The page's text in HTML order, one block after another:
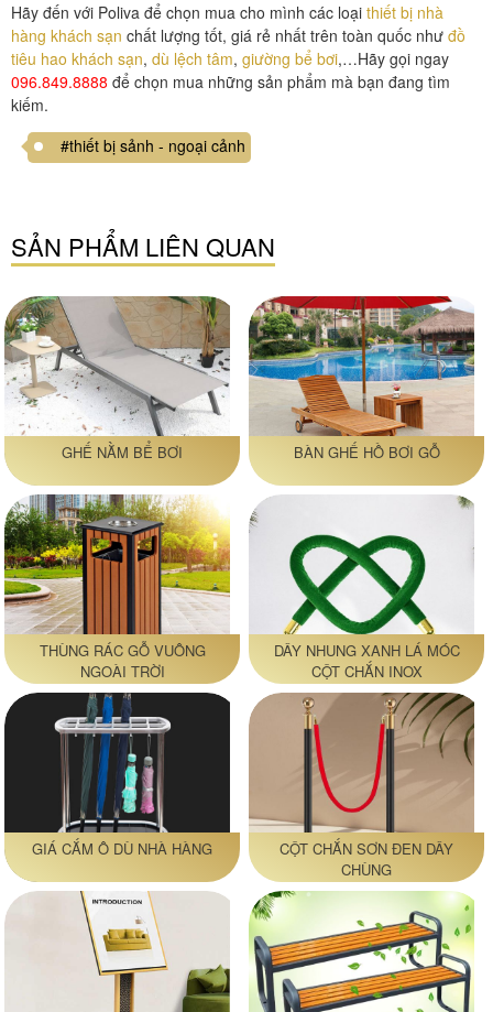
Hãy đến với Poliva để chọn mua cho mình các loại thiết bị nhà
hàng khách sạn chất lượng tốt, giá rẻ nhất trên toàn quốc như đồ
tiêu hao khách sạn, dù lệch tâm, giường bể bơi,…Hãy gọi ngay
096.849.8888 để chọn mua những sản phẩm mà bạn đang tìm
kiếm.
#thiết bị sảnh - ngoại cảnh
SẢN PHẨM LIÊN QUAN
GHẾ NẰM BỂ BƠI BÀN GHẾ HỒ BƠI GỖ
THÙNG RÁC GỖ VUÔNG
NGOÀI TRỜI
DÂY NHUNG XANH LÁ MÓC
CỘT CHẮN INOX
GIÁ CẮM Ô DÙ NHÀ HÀNG
CỘT CHẮN SƠN ĐEN DÂY
CHÙNG